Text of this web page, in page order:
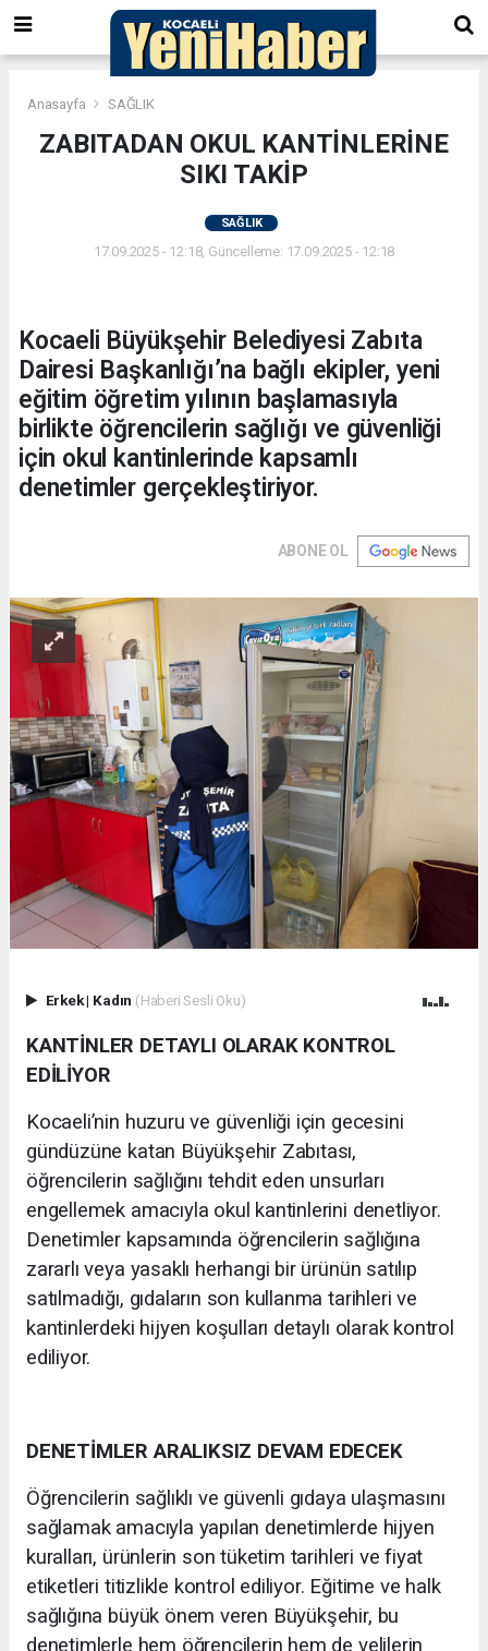
Anasayfa SAĞLIK
ZABITADAN OKUL KANTİNLERİNE
SIKI TAKİP
SAĞLIK
17.09.2025 - 12:18, Güncelleme: 17.09.2025 - 12:18
Kocaeli Büyükşehir Belediyesi Zabıta
Dairesi Başkanlığı’na bağlı ekipler, yeni
eğitim öğretim yılının başlamasıyla
birlikte öğrencilerin sağlığı ve güvenliği
için okul kantinlerinde kapsamlı
denetimler gerçekleştiriyor.
ABONE OL
Erkek| Kadın (Haberi Sesli Oku)
KANTİNLER DETAYLI OLARAK KONTROL
EDİLİYOR
Kocaeli’nin huzuru ve güvenliği için gecesini
gündüzüne katan Büyükşehir Zabıtası,
öğrencilerin sağlığını tehdit eden unsurları
engellemek amacıyla okul kantinlerini denetliyor.
Denetimler kapsamında öğrencilerin sağlığına
zararlı veya yasaklı herhangi bir ürünün satılıp
satılmadığı, gıdaların son kullanma tarihleri ve
kantinlerdeki hijyen koşulları detaylı olarak kontrol
ediliyor.
DENETİMLER ARALIKSIZ DEVAM EDECEK
Öğrencilerin sağlıklı ve güvenli gıdaya ulaşmasını
sağlamak amacıyla yapılan denetimlerde hijyen
kuralları, ürünlerin son tüketim tarihleri ve fiyat
etiketleri titizlikle kontrol ediliyor. Eğitime ve halk
sağlığına büyük önem veren Büyükşehir, bu
denetimlerle hem öğrencilerin hem de velilerin